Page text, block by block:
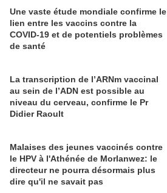
Une vaste étude mondiale confirme le
lien entre les vaccins contre la
COVID-19 et de potentiels problèmes
de santé
La transcription de l’ARNm vaccinal
au sein de l’ADN est possible au
niveau du cerveau, confirme le Pr
Didier Raoult
Malaises des jeunes vaccinés contre
le HPV à l'Athénée de Morlanwez: le
directeur ne pourra désormais plus
dire qu'il ne savait pas